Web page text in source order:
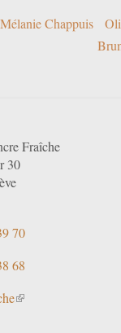
Mélanie Chappuis
Fraîche
30
70
68